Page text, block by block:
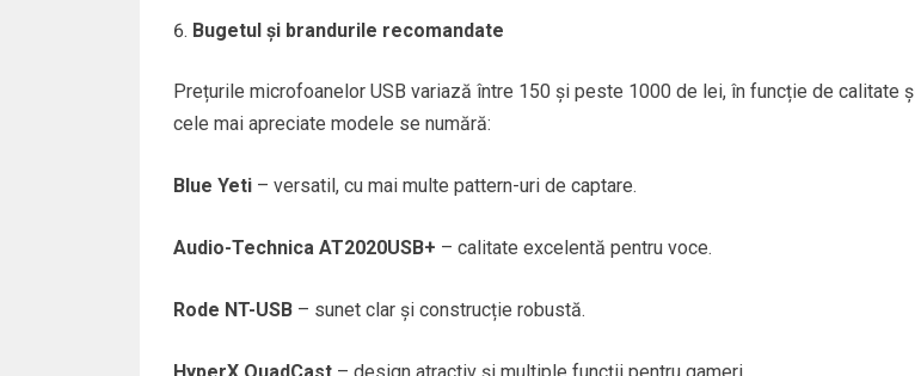
Bugetul și brandurile recomandate
Prețurile microfoanelor USB variază între 150 și peste 1000 de lei, în funcție de calitate
cele mai apreciate modele se numără:
Blue Yeti– versatil, cu mai multe pattern-uri de captare.
Audio-Technica AT2020USB+ – calitate excelentă pentru voce.
Rode NT-USB– sunet clar și construcție robustă.
HyperX QuadCast– design atractiv și multiple funcții pentru gameri.